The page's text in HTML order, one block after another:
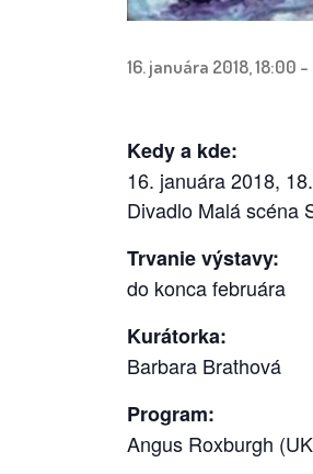
16. januára 2018, 18:00 -
Kedy a kde:
16. januára 2018,
Divadlo Malá scéna
Trvanie výstavy:
do konca februára
Kurátorka:
Barbara Brathová
Program:
Angus Roxburgh